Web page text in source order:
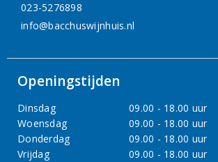
023-5276898
info@bacchuswijnhuis.nl
Openingstijden
Dinsdag
09.00 - 18.00 uur
Woensdag
09.00 - 18.00 uur
Donderdag
09.00 - 18.00 uur
Vrijdag
09.00 - 18.00 uur